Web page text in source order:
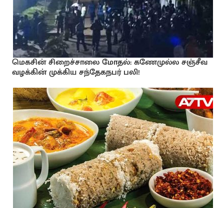
மெகசின் சிறைச்சாலை மோதல்: கணேமுல்ல சஞ்சீவ
வழக்கின் முக்கிய சந்தேகநபர் பலி!